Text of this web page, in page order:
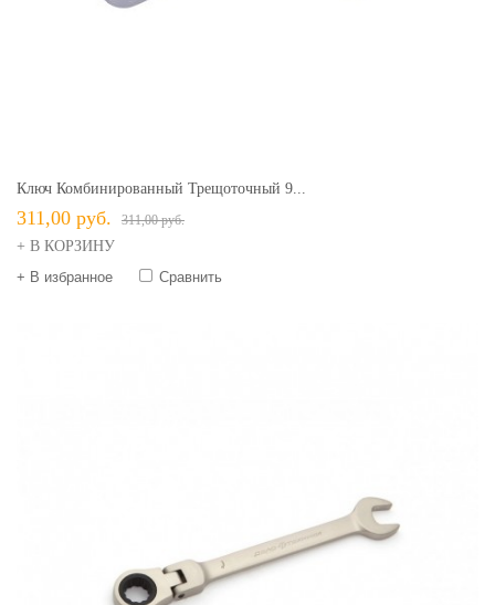
Ключ Комбинированный Трещоточный 9...
311,00 руб. 311,00 руб.
+ В КОРЗИНУ
+ В избранное
Сравнить